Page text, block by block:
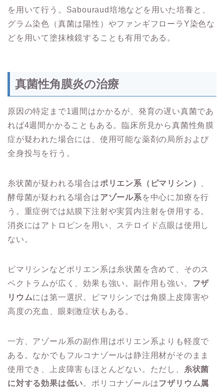
を用いて行う。Sabouraud培地などを用いた培養と、
グラム染色（真菌は陽性）やファンギフローラY染色な
どを用いて塗抹検鏡することも有用である。
真菌性角膜炎の治療
原因の特定まで1週間はかかるが、発育の遅い真菌であ
れば4週間かかることもある。臨床所見から真菌性角膜
症が疑われた場合には、使用可能な薬剤の局所および
全身投与を行う。
糸状菌が疑われる場合はポリエン系（ピマリシン）
酵母菌が疑われる場合はアゾール系を中心に加療を行
う。重症例では結膜下注射や実質内注射を併用する。
消炎にはアトロピンを用い、ステロイド点眼は使用し
ない。
ピマリシンなどポリエン系は糸状菌を含めて、そのス
ペクトラムが広く、効果も強い。副作用も強い。 フザ
リウムには第一選択。ピマリシンでは角膜上皮障害や
高度の充血、眼刺激症状もある。
一方、アゾール系の副作用はポリエン系よりも軽度で
ある。なかでもフルコナゾールは静注用材がそのまま
使用でき、上皮障害もほとんどない。ただし、
糸状菌
に対する効果は低い。ポリコナゾールはフザリウム属